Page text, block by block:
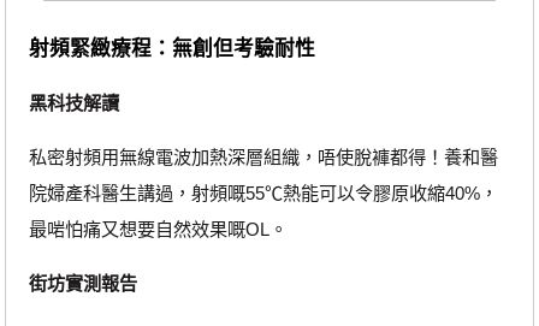
射頻緊緻療程：無創但考驗耐性
黑科技解讀
私密射頻用無線電波加熱深層組織，唔使脫褲都得！養和醫
院婦產科醫生講過，射頻嘅55℃熱能可以令膠原收縮40%，
最啱怕痛又想要自然效果嘅OL。
街坊實測報告